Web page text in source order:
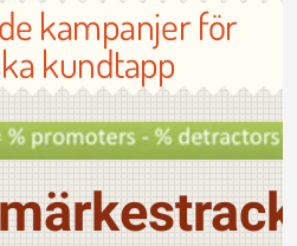
kampanjer för
kundtapp